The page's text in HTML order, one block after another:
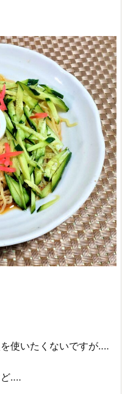
使いたくないですが‥‥
‥‥